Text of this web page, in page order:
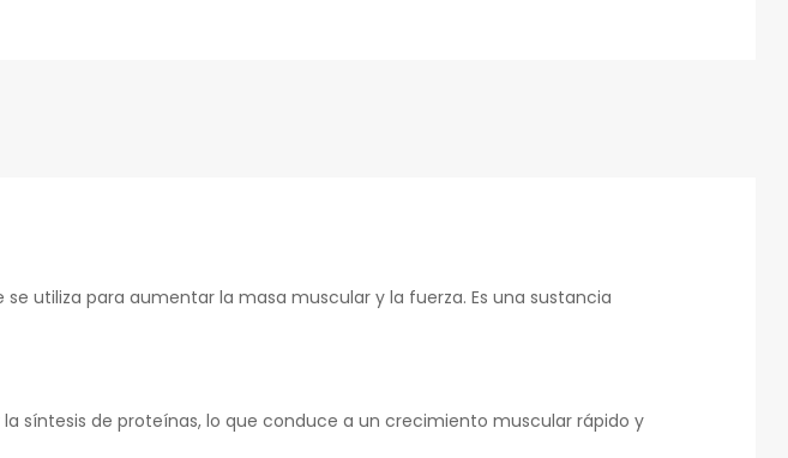
se utiliza para aumentar la masa muscular y la fuerza. Es una sustancia
síntesis de proteínas,lo que conduce a un crecimiento muscular rápido y